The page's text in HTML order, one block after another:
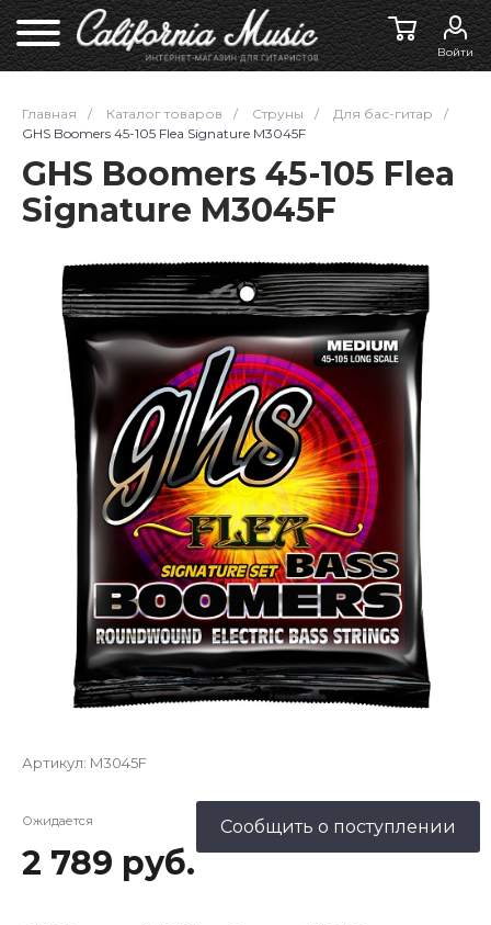
Войти
Главная / Каталог товаров / Струны / Для бас-гитар
/
GHS Boomers 45-105 Flea Signature M3045F
GHS Boomers 45-105 Flea
Signature M3045F
Артикул: M3045F
Ожидается
2 789 руб.
Сообщить о поступлении